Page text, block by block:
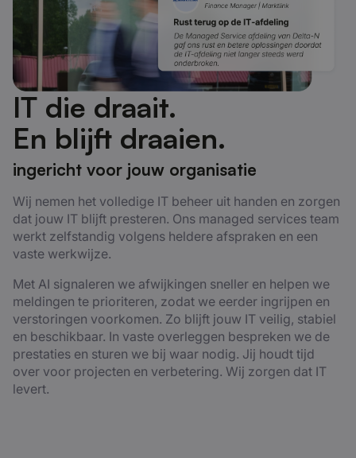
IT die draait.
En blijft draaien.
ingericht voor jouw organisatie
Wij nemen het volledige IT beheer uit handen en zorgen
dat jouw IT blijft presteren. Ons managed services team
werkt zelfstandig volgens heldere afspraken en een
vaste werkwijze.
Met AI signaleren we afwijkingen sneller en helpen we
meldingen te prioriteren, zodat we eerder ingrijpen en
verstoringen voorkomen. Zo blijft jouw IT veilig, stabiel
en beschikbaar. In vaste overleggen bespreken we de
prestaties en sturen we bij waar nodig. Jij houdt tijd
over voor projecten en verbetering. Wij zorgen dat IT
levert.